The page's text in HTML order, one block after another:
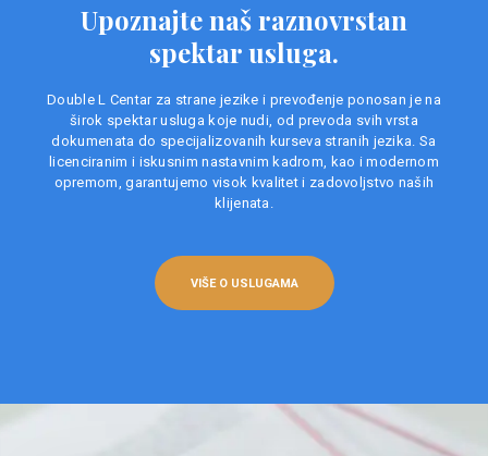
Upoznajte naš raznovrstan
spektar usluga.
Double L Centar za strane jezike i prevođenje ponosan je na
širok spektar usluga koje nudi, od prevoda svih vrsta
dokumenata do specijalizovanih kurseva stranih jezika. Sa
licenciranim i iskusnim nastavnim kadrom, kao i modernom
opremom, garantujemo visok kvalitet i zadovoljstvo naših
klijenata.
VIŠE O USLUGAMA